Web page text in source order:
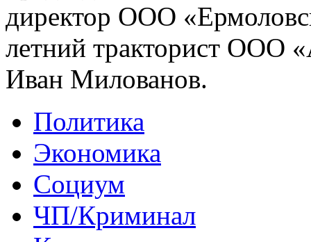
директор ООО
летний тракторист ООО
Иван Милованов.
Политика
Экономика
Социум
ЧП/Криминал